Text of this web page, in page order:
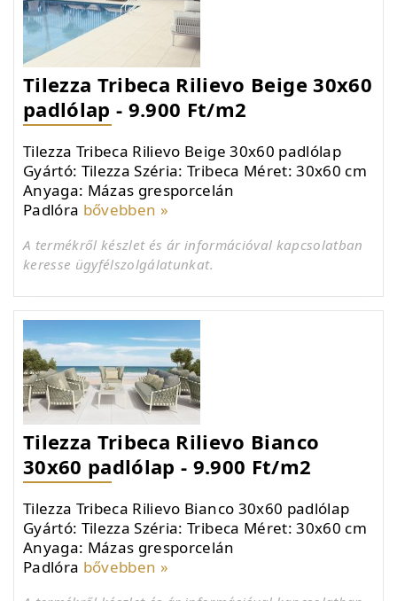
Tilezza Tribeca Rilievo Beige 30x60
padlólap - 9.900 Ft/m2
Tilezza Tribeca Rilievo Beige 30x60 padlólap
Gyártó: Tilezza Széria: Tribeca Méret: 30x60 cm
Anyaga: Mázas gresporcelán
Padlóra bővebben »
A termékről készlet és ár információval kapcsolatban
keresse ügyfélszolgálatunkat.
Tilezza Tribeca Rilievo Bianco
30x60 padlólap - 9.900 Ft/m2
Tilezza Tribeca Rilievo Bianco 30x60 padlólap
Gyártó: Tilezza Széria: Tribeca Méret: 30x60 cm
Anyaga: Mázas gresporcelán
Padlóra bővebben »